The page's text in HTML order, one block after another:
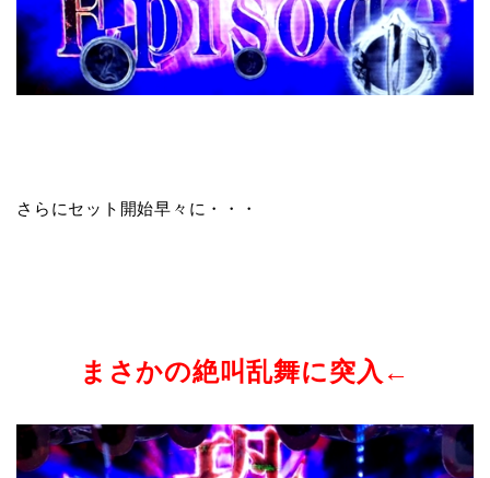
さらにセット開始早々に・・・
まさかの絶叫乱舞に突入←